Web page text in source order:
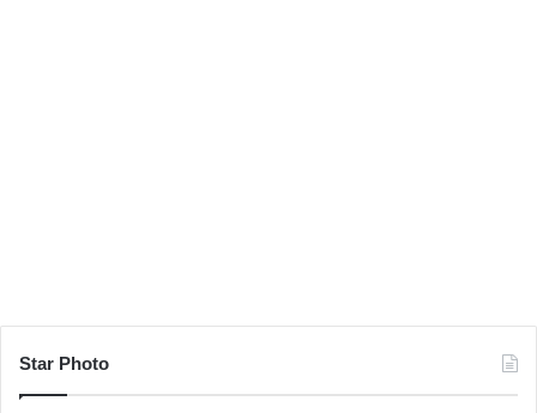
Star Photo